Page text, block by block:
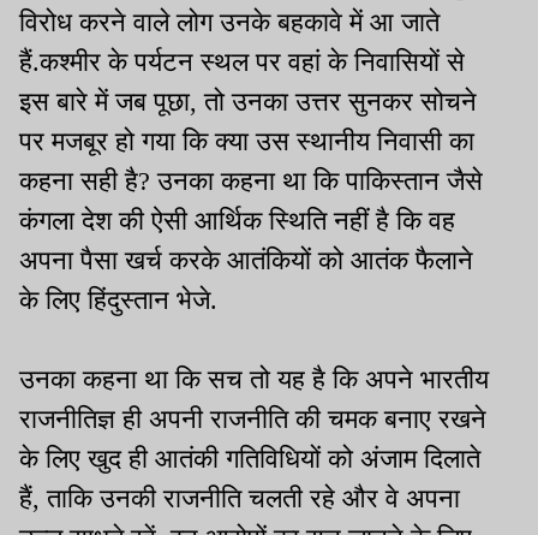
विरोध करने वाले लोग उनके बहकावे में आ जाते
हैं.कश्मीर के पर्यटन स्थल पर वहां के निवासियों से
इस बारे में जब पूछा, तो उनका उत्तर सुनकर सोचने
पर मजबूर हो गया कि क्या उस स्थानीय निवासी का
कहना सही है? उनका कहना था कि पाकिस्तान जैसे
कंगला देश की ऐसी आर्थिक स्थिति नहीं है कि वह
अपना पैसा खर्च करके आतंकियों को आतंक फैलाने
के लिए हिंदुस्तान भेजे.
उनका कहना था कि सच तो यह है कि अपने भारतीय
राजनीतिज्ञ ही अपनी राजनीति की चमक बनाए रखने
के लिए खुद ही आतंकी गतिविधियों को अंजाम दिलाते
हैं, ताकि उनकी राजनीति चलती रहे और वे अपना